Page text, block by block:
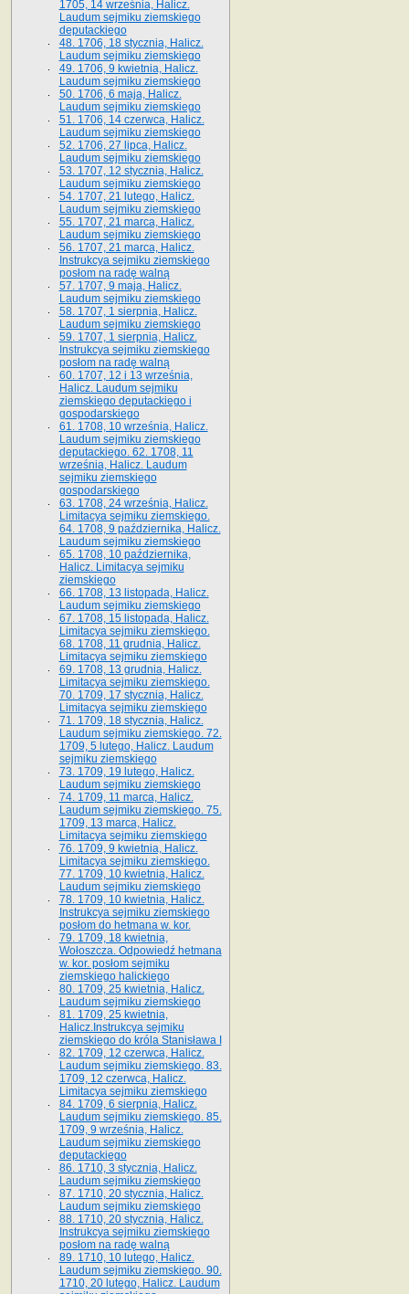
1705, 14 września, Halicz.
Laudum sejmiku ziemskiego
deputackiego
48. 1706, 18 stycznia, Halicz.
Laudum sejmiku ziemskiego
49. 1706, 9 kwietnia, Halicz.
Laudum sejmiku ziemskiego
50. 1706, 6 maja, Halicz.
Laudum sejmiku ziemskiego
51. 1706, 14 czerwca, Halicz.
Laudum sejmiku ziemskiego
52. 1706, 27 lipca, Halicz.
Laudum sejmiku ziemskiego
53. 1707, 12 stycznia, Halicz.
Laudum sejmiku ziemskiego
54. 1707, 21 lutego, Halicz.
Laudum sejmiku ziemskiego
55. 1707, 21 marca, Halicz.
Laudum sejmiku ziemskiego
56. 1707, 21 marca, Halicz.
Instrukcya sejmiku ziemskiego
posłom na radę walną
57. 1707, 9 maja, Halicz.
Laudum sejmiku ziemskiego
58. 1707, 1 sierpnia, Halicz.
Laudum sejmiku ziemskiego
59. 1707, 1 sierpnia, Halicz.
Instrukcya sejmiku ziemskiego
posłom na radę walną
60. 1707, 12 i 13 września,
Halicz. Laudum sejmiku
ziemskiego deputackiego i
gospodarskiego
61. 1708, 10 września, Halicz.
Laudum sejmiku ziemskiego
deputackiego. 62. 1708, 11
września, Halicz. Laudum
sejmiku ziemskiego
gospodarskiego
63. 1708, 24 września, Halicz.
Limitacya sejmiku ziemskiego.
64. 1708, 9 października, Halicz.
Laudum sejmiku ziemskiego
65­. 1708, 10 października,
Halicz. Limitacya sejmiku
ziemskiego
66. 1708, 13 listopada, Halicz.
Laudum sejmiku ziemskiego
67. 1708, 15 listopada, Halicz.
Limitacya sejmiku ziemskiego.
68. 1708, 11 grudnia, Halicz.
Limitacya sejmiku ziemskiego
69. 1708, 13 grudnia, Halicz.
Limitacya sejmiku ziemskiego.
70. 1709, 17 stycznia, Halicz.
Limitacya sejmiku ziemskiego
71. 1709, 18 stycznia, Halicz.
Laudum sejmiku ziemskiego. 72.
1709, 5 lutego, Halicz. Laudum
sejmiku ziemskiego
73. 1709, 19 lutego, Halicz.
Laudum sejmiku ziemskiego
74. 1709, 11 marca, Halicz.
Laudum sejmiku ziemskiego. 75.
1709, 13 marca, Halicz.
Limitacya sejmiku ziemskiego
76. 1709, 9 kwietnia, Halicz.
Limitacya sejmiku ziemskiego.
77. 1709, 10 kwietnia, Halicz.
Laudum sejmiku ziemskiego
78. 1709, 10 kwietnia, Halicz.
Instrukcya sejmiku ziemskiego
posłom do hetmana w. kor.
79. 1709, 18 kwietnia,
Wołoszcza. Odpowiedź hetmana
w. kor. posłom sejmiku
ziemskiego halickiego
80. 1709, 25 kwietnia, Halicz.
Laudum sejmiku ziemskiego
81. 1709, 25 kwietnia,
Halicz.Instrukcya sejmiku
ziemskiego do króla Stanisława I
82. 1709, 12 czerwca, Halicz.
Laudum sejmiku ziemskiego. 83.
1709, 12 czerwca, Halicz.
Limitacya sejmiku ziemskiego
84. 1709, 6 sierpnia, Halicz.
Laudum sejmiku ziemskiego. 85.
1709, 9 września, Halicz.
Laudum sejmiku ziemskiego
deputackiego
86. 1710, 3 stycznia, Halicz.
Laudum sejmiku ziemskiego
87. 1710, 20 stycznia, Halicz.
Laudum sejmiku ziemskiego
88. 1710, 20 stycznia, Halicz.
Instrukcya sejmiku ziemskiego
posłom na radę walną
89. 1710, 10 lutego, Halicz.
Laudum sejmiku ziemskiego. 90.
1710, 20 lutego, Halicz. Laudum